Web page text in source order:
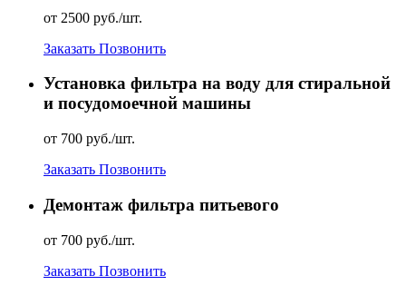
от 2500 руб./шт.
Заказать Позвонить
Установка фильтра на воду для стиральной
и посудомоечной машины
от 700 руб./шт.
Заказать Позвонить
Демонтаж фильтра питьевого
от 700 руб./шт.
Заказать Позвонить